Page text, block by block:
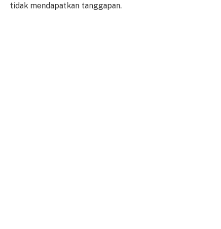
tidak mendapatkan tanggapan.